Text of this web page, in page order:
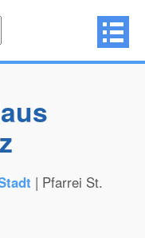
| Pfarrei St.